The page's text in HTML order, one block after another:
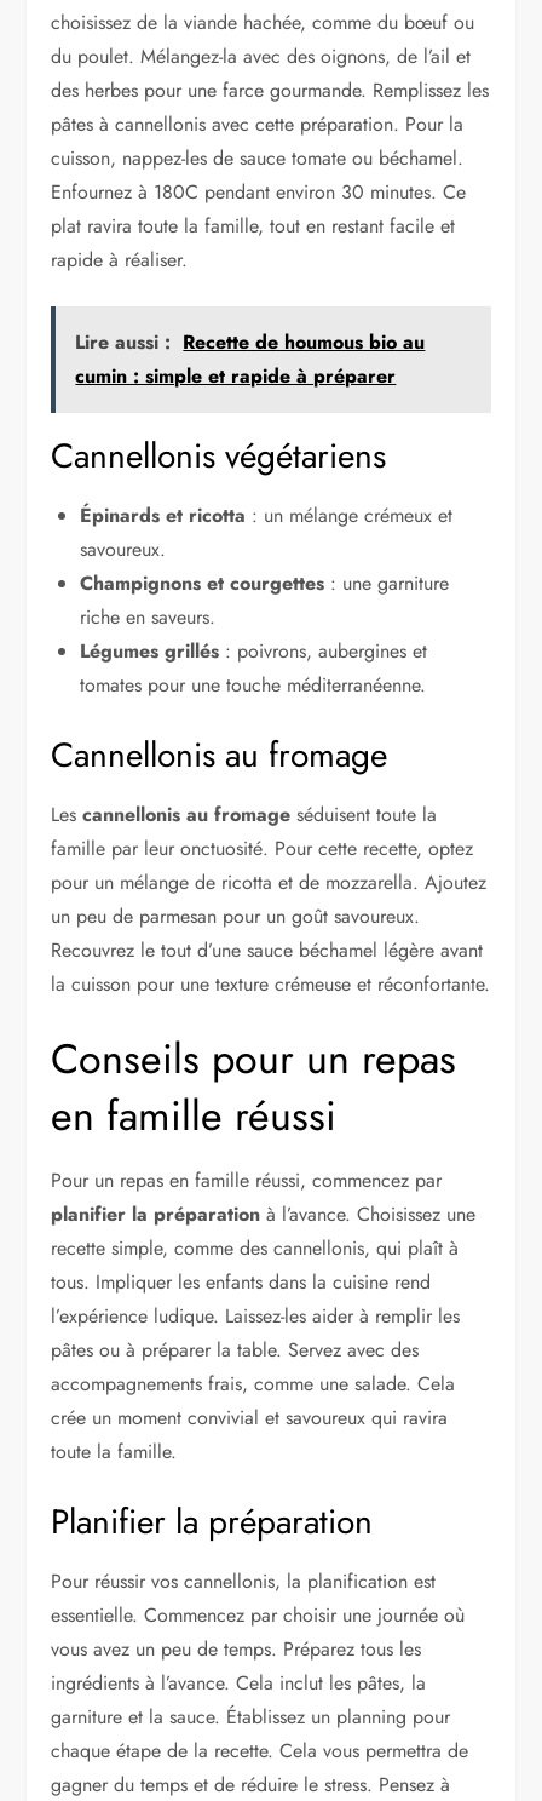
choisissez de la viande hachée, comme du bœuf ou
du poulet. Mélangez-la avec des oignons, de l’ail et
des herbes pour une farce gourmande. Remplissez les
pâtes à cannellonis avec cette préparation. Pour la
cuisson, nappez-les de sauce tomate ou béchamel.
Enfournez à 180C pendant environ 30 minutes. Ce
plat ravira toute la famille, tout en restant facile et
rapide à réaliser.
Lire aussi : Recette de houmous bio au
cumin : simple et rapide à préparer
Cannellonis végétariens
Épinards et ricotta : un mélange crémeux et
savoureux.
Champignons et courgettes : une garniture
riche en saveurs.
Légumes grillés : poivrons, aubergines et
tomates pour une touche méditerranéenne.
Cannellonis au fromage
Lescannellonis au fromage séduisent toute la
famille par leur onctuosité. Pour cette recette, optez
pour un mélange de ricotta et de mozzarella. Ajoutez
un peu de parmesan pour un goût savoureux.
Recouvrez le tout d’une sauce béchamel légère avant
la cuisson pour une texture crémeuse et réconfortante.
Conseils pour un repas
en famille réussi
Pour un repas en famille réussi, commencez par
planifier la préparation à l’avance. Choisissez une
recette simple, comme des cannellonis, qui plaît à
tous. Impliquer les enfants dans la cuisine rend
l’expérience ludique. Laissez-les aider à remplir les
pâtes ou à préparer la table. Servez avec des
accompagnements frais, comme une salade. Cela
crée un moment convivial et savoureux qui ravira
toute la famille.
Planifier la préparation
Pour réussir vos cannellonis, la planification est
essentielle. Commencez par choisir une journée où
vous avez un peu de temps. Préparez tous les
ingrédients à l’avance. Cela inclut les pâtes, la
garniture et la sauce. Établissez un planning pour
chaque étape de la recette. Cela vous permettra de
gagner du temps et de réduire le stress. Pensez à